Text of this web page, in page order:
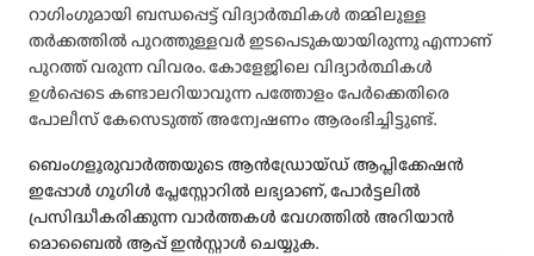
റാഗിംഗുമായി ബന്ധപ്പെട്ട് വിദ്യാര്‍ത്ഥികള്‍ തമ്മിലുള്ള
തര്‍ക്കത്തില്‍ പുറത്തുള്ളവര്‍ ഇടപെടുകയായിരുന്നു എന്നാണ്
പുറത്ത് വരുന്ന വിവരം. കോളേജിലെ വിദ്യാര്‍ത്ഥികള്‍
ഉള്‍പ്പെടെ കണ്ടാലറിയാവുന്ന പത്തോളം പേര്‍ക്കെതിരെ
പോലീസ് കേസെടുത്ത് അന്വേഷണം ആരംഭിച്ചിട്ടുണ്ട്.
ബെംഗളൂരുവാർത്തയുടെ ആൻഡ്രോയ്ഡ് ആപ്ലിക്കേഷൻ
ഇപ്പോൾ ഗൂഗിൾ പ്ലേസ്റ്റോറിൽ ലഭ്യമാണ്, പോർട്ടലിൽ
പ്രസിദ്ധീകരിക്കുന്ന വാർത്തകൾ വേഗത്തിൽ അറിയാൻ
മൊബൈൽ ആപ്പ് ഇൻസ്റ്റാൾ ചെയ്യുക.